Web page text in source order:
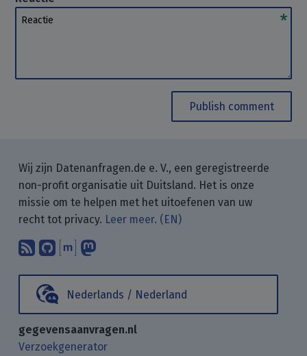
Reactie
Publish comment
Wij zijn Datenanfragen.de e. V., een geregistreerde
non-profit organisatie uit Duitsland. Het is onze
missie om te helpen met het uitoefenen van uw
recht tot privacy. Leer meer. (EN)
Abonneer op onze blogposts met
Vind ons op GitHub.
Praat met ons via Matrix.
Nederlands / Nederland
gegevensaanvragen.nl
Verzoekgenerator